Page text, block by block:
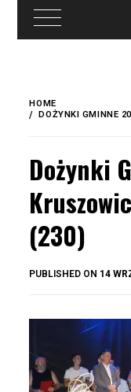
treści
content
HOME
DOŻYNKI GMINNE
Dożynki
(230)
PUBLISHED ON 14